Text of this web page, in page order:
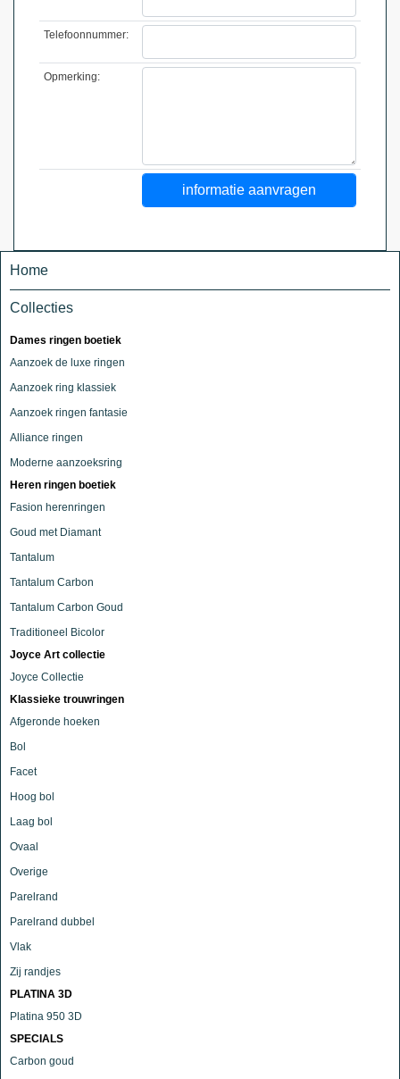
Telefoonnummer:
Opmerking:
Home
Collecties
Dames ringen boetiek
Aanzoek de luxe ringen
Aanzoek ring klassiek
Aanzoek ringen fantasie
Alliance ringen
Moderne aanzoeksring
Heren ringen boetiek
Fasion herenringen
Goud met Diamant
Tantalum
Tantalum Carbon
Tantalum Carbon Goud
Traditioneel Bicolor
Joyce Art collectie
Joyce Collectie
Klassieke trouwringen
Afgeronde hoeken
Bol
Facet
Hoog bol
Laag bol
Ovaal
Overige
Parelrand
Parelrand dubbel
Vlak
Zij randjes
PLATINA 3D
Platina 950 3D
SPECIALS
Carbon goud